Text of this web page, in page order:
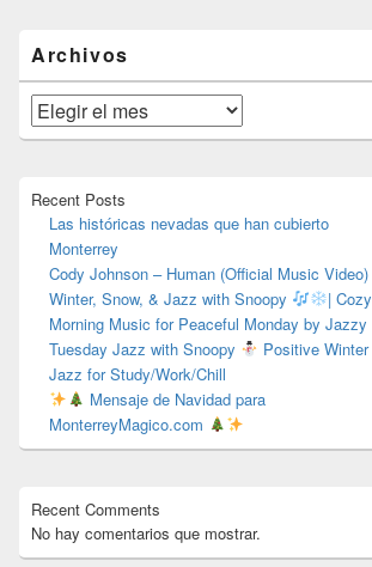
área
de
widget
barra
lateral
Archivos
Archivos
Recent Posts
Las históricas nevadas que han cubierto
Monterrey
Cody Johnson – Human (Official Music Video)
Winter, Snow, & Jazz with Snoopy
| Cozy
Morning Music for Peaceful Monday by Jazzy
Tuesday Jazz with Snoopy
Positive Winter
Jazz for Study/Work/Chill
Mensaje de Navidad para
MonterreyMagico.com
Recent Comments
No hay comentarios que mostrar.